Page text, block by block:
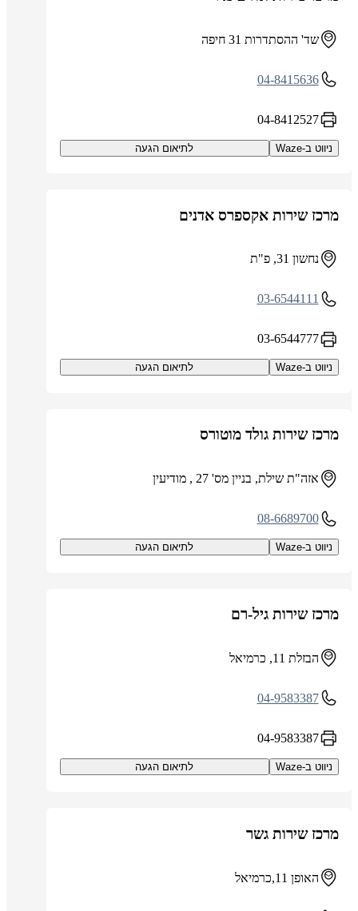
שד' ההסתדרות 31 חיפה
04-8415636
04-8412527
ניווט ב-Waze לתיאום הגעה
מרכז שירות אקספרס אדנים
נחשון 31, פ"ת
03-6544111
03-6544777
ניווט ב-Waze לתיאום הגעה
מרכז שירות גולד מוטורס
אזה"ת שילת, בניין מס' 27 , מודיעין
08-6689700
ניווט ב-Waze לתיאום הגעה
מרכז שירות גיל-רם
הבזלת 11, כרמיאל
04-9583387
04-9583387
ניווט ב-Waze לתיאום הגעה
מרכז שירות גשר
האופן 11,כרמיאל